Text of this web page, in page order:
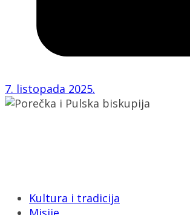
7. listopada 2025.
Kultura i tradicija